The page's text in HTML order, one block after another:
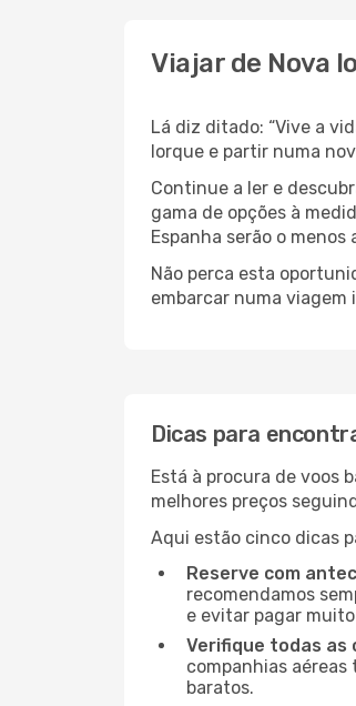
Viajar de Nova
Lá diz ditado: “Vive a
Iorque e partir numa
Continue a ler e
gama de opções à
Espanha serão o
Não perca esta
embarcar numa viagem
Dicas para
Está à procura de voos
melhores preços
Aqui estão cinco dicas
Reserve com
recomendamos
e evitar pagar
Verifique todas as
companhias
baratos.